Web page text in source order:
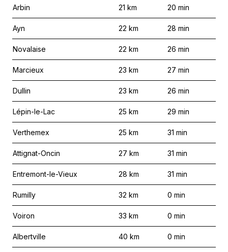
Arbin 21 km 20 min
Ayn 22 km 28 min
Novalaise 22 km 26 min
Marcieux 23 km 27 min
Dullin 23 km 26 min
Lépin-le-Lac 25 km 29 min
Verthemex 25 km 31 min
Attignat-Oncin 27 km 31 min
Entremont-le-Vieux 28 km 31 min
Rumilly 32 km 0 min
Voiron 33 km 0 min
Albertville 40 km 0 min